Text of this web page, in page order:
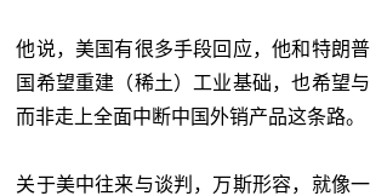
他说，美国有很多手段回应，他和特朗
国希望重建（稀土）工业基础，也希望
而非走上全面中断中国外销产品这条路。
关于美中往来与谈判，万斯形容，就像